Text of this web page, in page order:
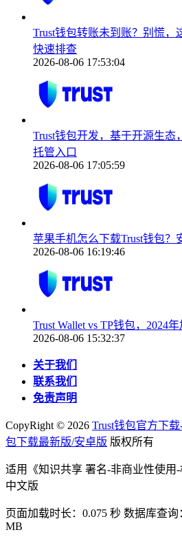
Trust钱包转账未到账？别慌，
快速排查
2026-08-06 17:53:04
Trust钱包开发，基于开源生态
托管入口
2026-08-06 17:05:59
苹果手机怎么下载Trust钱包？
2026-08-06 16:19:46
Trust Wallet vs TP钱包，2024
2026-08-06 15:32:37
关于我们
联系我们
免责声明
CopyRight © 2026 Trust钱包官方下
包下载最新版/安卓版 版权所有
适用《知识共享 署名-非商业性使用
中文版
页面加载时长：0.075 秒 数据库查
MB